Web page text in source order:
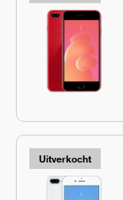
Uitverkocht